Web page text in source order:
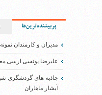
پربیننده‌ترین‌ها
مدیران و کارمندان
علیرضا یونسی ارسی
جاذبه های گردشگری
آبشار ماهاران